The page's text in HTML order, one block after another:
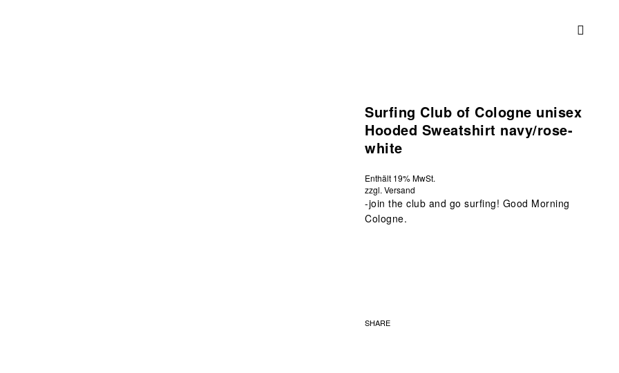
Surfing Club of Cologne unisex
Hooded Sweatshirt navy/rose-
white
Enthält 19% MwSt.
zzgl. Versand
-join the club and go surfing! Good Morning
Cologne.
SHARE